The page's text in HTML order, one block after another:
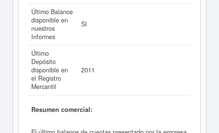
Último Balance
disponible en
nuestros
Informes
SI
Último
Depósito
disponible en
el Registro
Mercantil
2011
Resumen comercial: